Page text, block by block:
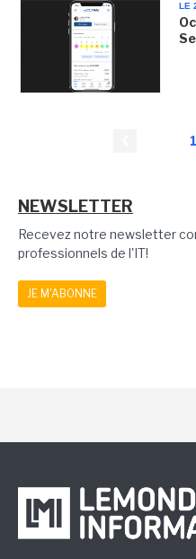
LE
1
NEWSLETTER
Recevez notre newsletter
professionnels de l'IT!
JE M'ABONNE